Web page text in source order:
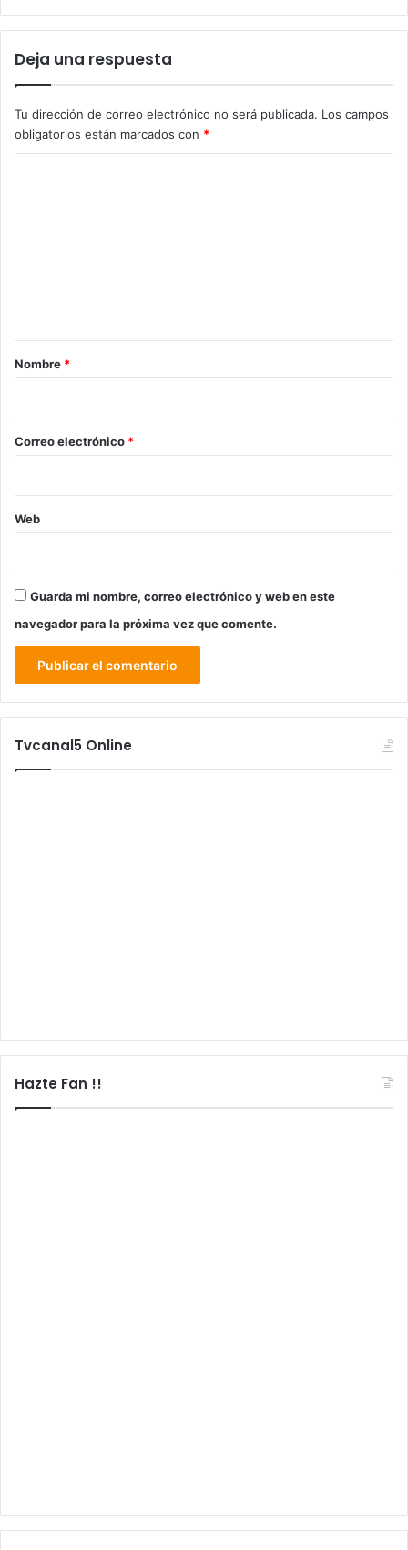
Deja una respuesta
Tu dirección de correo electrónico no será publicada. Los campos
obligatorios están marcados con *
r
*
Nombre *
Correo electrónico *
Web
Guarda mi nombre, correo electrónico y web en este
navegador para la próxima vez que comente.
Tvcanal5 Online
Hazte Fan !!